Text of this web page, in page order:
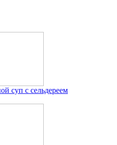
суп с сельдереем